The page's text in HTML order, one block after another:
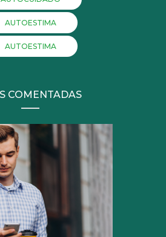
AUTOESTIMA
AUTOESTIMA
COMENTADAS